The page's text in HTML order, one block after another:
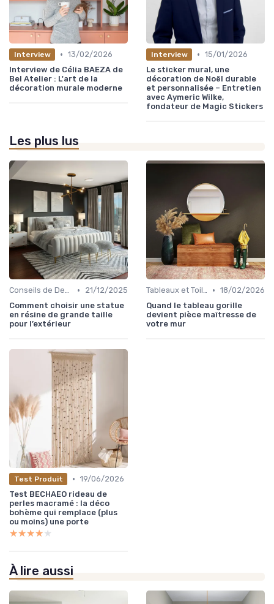
Interview • 13/02/2026
Interview de Célia BAEZA de
Bel Atelier : L'art de la
décoration murale moderne
Interview • 15/01/2026
Le sticker mural, une
décoration de Noël durable
et personnalisée – Entretien
avec Aymeric Wilke,
fondateur de Magic Stickers
Les plus lus
Conseils de Design d'Intérieur •
21/12/2025
Comment choisir une statue
en résine de grande taille
pour l’extérieur
Tableaux et Toiles • 18/02/2026
Quand le tableau gorille
devient pièce maîtresse de
votre mur
Test Produit • 19/06/2026
Test BECHAEO rideau de
perles macramé : la déco
bohème qui remplace (plus
ou moins) une porte
★★★★★
★★★★★
À lire aussi